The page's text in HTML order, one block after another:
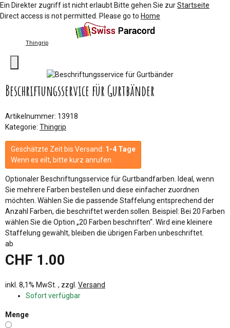
Ein Direkter zugriff ist nicht erlaubt Bitte gehen Sie zurStartseite
Direct access is not permitted. Please go to Home
Thingrip
Beschriftungsservice für Gurtbänder
Artikelnummer: 13918
Kategorie: Thingrip
Geschätzte Zeit bis Versand: 1-4 Tage
Wenn es eilt, bitte kurz anrufen.
Optionaler Beschriftungsservice für Gurtbandfarben. Ideal, wenn
Sie mehrere Farben bestellen und diese einfacher zuordnen
möchten. Wählen Sie die passende Staffelung entsprechend der
Anzahl Farben, die beschriftet werden sollen. Beispiel: Bei 20 Farben
wählen Sie die Option „20 Farben beschriften“. Wird eine kleinere
Staffelung gewählt, bleiben die übrigen Farben unbeschriftet.
ab
CHF 1.00
inkl. 8,1% MwSt. , zzgl. Versand
Sofort verfügbar
Menge